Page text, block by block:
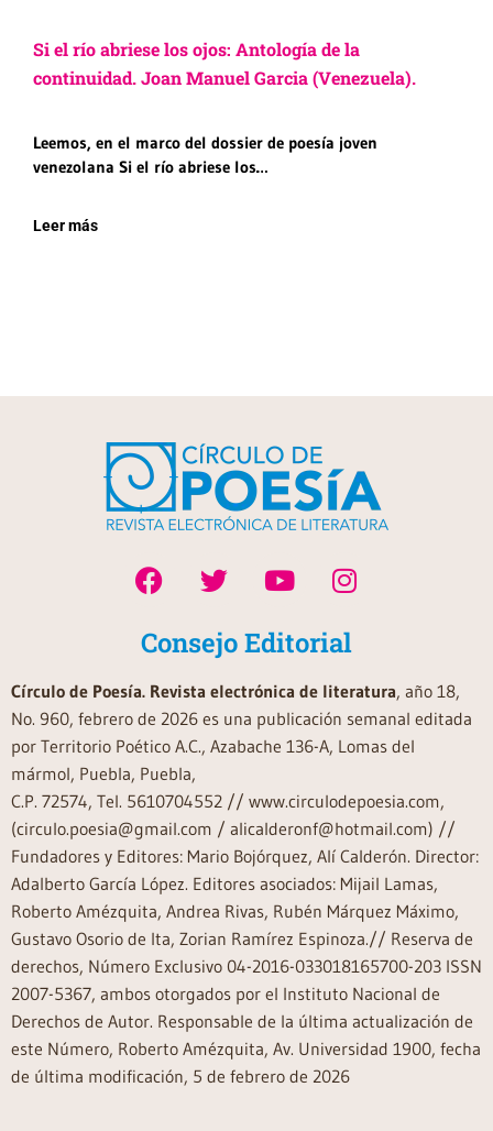
Si el río abriese los ojos: Antología de la
continuidad. Joan Manuel Garcia (Venezuela).
Leemos, en el marco del dossier de poesía joven
venezolana Si el río abriese los…
Leer más
Consejo Editorial
Círculo de Poesía. Revista electrónica de literatura, año 18,
No. 960, febrero de 2026 es una publicación semanal editada
por Territorio Poético A.C., Azabache 136-A, Lomas del
mármol, Puebla, Puebla,
C.P. 72574, Tel. 5610704552 // www.circulodepoesia.com,
(circulo.poesia@gmail.com / alicalderonf@hotmail.com) //
Fundadores y Editores: Mario Bojórquez, Alí Calderón. Director:
Adalberto García López. Editores asociados: Mijail Lamas,
Roberto Amézquita, Andrea Rivas, Rubén Márquez Máximo,
Gustavo Osorio de Ita, Zorian Ramírez Espinoza.// Reserva de
derechos, Número Exclusivo 04-2016-033018165700-203 ISSN
2007-5367, ambos otorgados por el Instituto Nacional de
Derechos de Autor. Responsable de la última actualización de
este Número, Roberto Amézquita, Av. Universidad 1900, fecha
de última modificación, 5 de febrero de 2026